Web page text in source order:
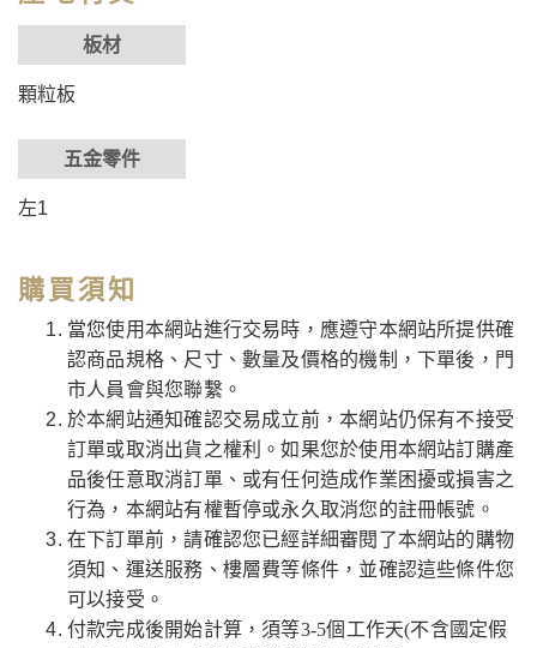
板材
顆粒板
五金零件
左1
購買須知
當您使用本網站進行交易時，應遵守本網站所提供確
認商品規格、尺寸、數量及價格的機制，下單後，門
市人員會與您聯繫。
於本網站通知確認交易成立前，本網站仍保有不接受
訂單或取消出貨之權利。如果您於使用本網站訂購產
品後任意取消訂單、或有任何造成作業困擾或損害之
行為，本網站有權暫停或永久取消您的註冊帳號。
在下訂單前，請確認您已經詳細審閱了本網站的購物
須知、運送服務、樓層費等條件，並確認這些條件您
可以接受。
付款完成後開始計算，須等3-5個工作天(不含國定假